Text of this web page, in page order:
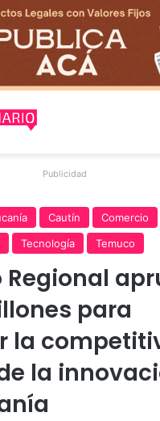
Publicidad
Cautín Comercio
Tecnología Temuco
Regional
para
la
la